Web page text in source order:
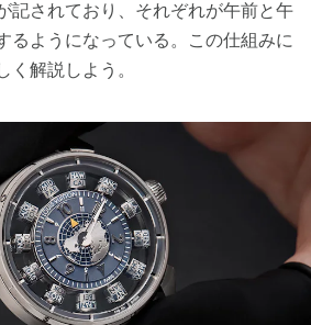
記されており、それぞれが午前と午
るようになっている。この仕組みに
く解説しよう。